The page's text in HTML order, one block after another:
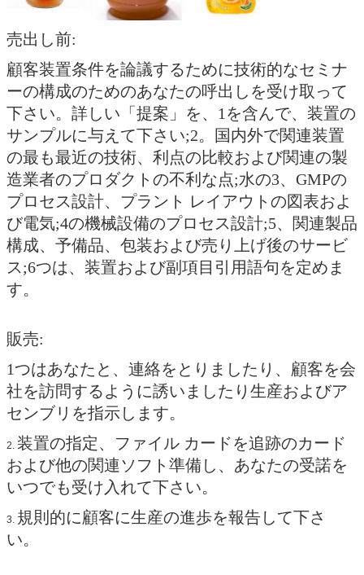
売出し前:
顧客装置条件を論議するために技術的なセミナ
ーの構成のためのあなたの呼出しを受け取って
下さい。詳しい「提案」を、1を含んで、装置の
サンプルに与えて下さい;2。国内外で関連装置
の最も最近の技術、利点の比較および関連の製
造業者のプロダクトの不利な点;水の3、GMPの
プロセス設計、プラント レイアウトの図表およ
び電気;4の機械設備のプロセス設計;5、関連製品
構成、予備品、包装および売り上げ後のサービ
ス;6つは、装置および副項目引用語句を定めま
す。
販売:
1つはあなたと、連絡をとりましたり、顧客を会
社を訪問するように誘いましたり生産およびア
センブリを指示します。
2. 装置の指定、ファイル カードを追跡のカード
および他の関連ソフト準備し、あなたの受諾を
いつでも受け入れて下さい。
3. 規則的に顧客に生産の進歩を報告して下さ
い。